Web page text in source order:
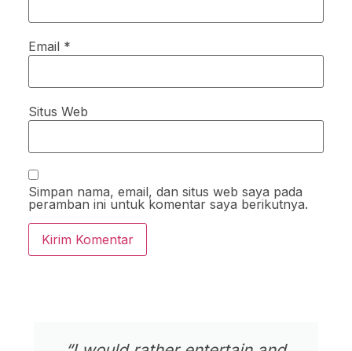
Email *
Situs Web
Simpan nama, email, dan situs web saya pada
peramban ini untuk komentar saya berikutnya.